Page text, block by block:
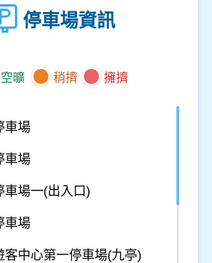
停車場資訊
空曠
稍擠 擁擠
車場
車場
車場一(出入口)
車場
客中心第一停車場(九亭)